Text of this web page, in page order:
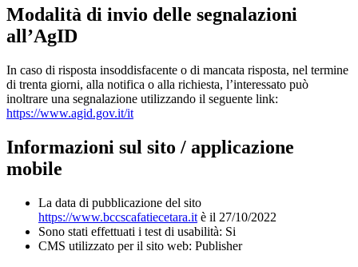
Modalità di invio delle segnalazioni
all’AgID
In caso di risposta insoddisfacente o di mancata risposta, nel termine
di trenta giorni, alla notifica o alla richiesta, l’interessato può
inoltrare una segnalazione utilizzando il seguente link:
https://www.agid.gov.it/it
Informazioni sul sito / applicazione
mobile
La data di pubblicazione del sito
https://www.bccscafatiecetara.it è il 27/10/2022
Sono stati effettuati i test di usabilità: Si
CMS utilizzato per il sito web: Publisher